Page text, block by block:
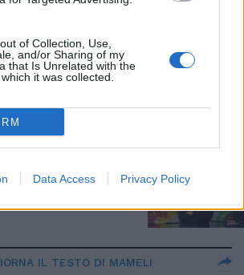
of Collection, Use,
and/or Sharing of my
that Is Unrelated with the
it was collected.
Data Access Privacy Policy
"Se la Valle
col
NAZIONALE
"Non ho
IL TESTO DI MAMELI